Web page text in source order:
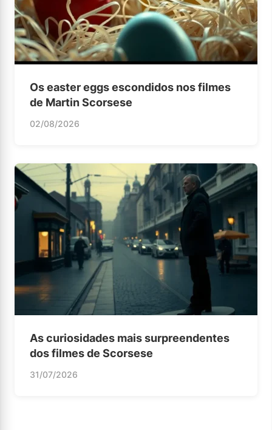
Os easter eggs escondidos nos filmes
de Martin Scorsese
02/08/2026
As curiosidades mais surpreendentes
dos filmes de Scorsese
31/07/2026